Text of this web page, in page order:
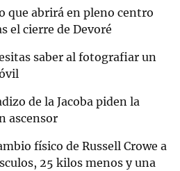
que abrirá en pleno centro
el cierre de Devoré
saber al fotografiar un
de la Jacoba piden la
ascensor
físico de Russell Crowe a
25 kilos menos y una